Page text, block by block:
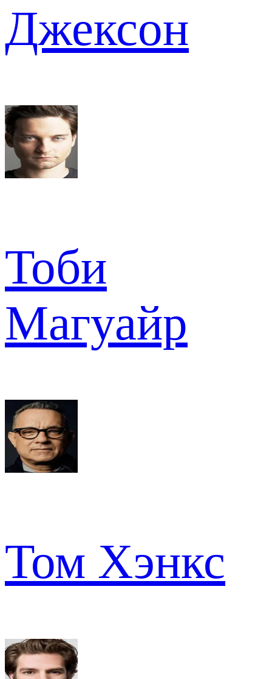
Джексон
Тоби
Магуайр
Том Хэнкс